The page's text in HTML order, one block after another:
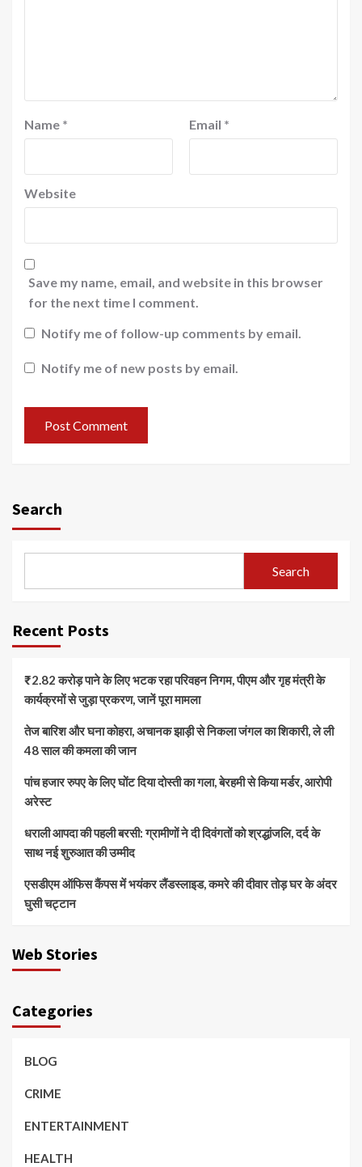
Name * Email *
Website
Save my name, email, and website in this browser
for the next time I comment.
Notify me of follow-up comments by email.
Notify me of new posts by email.
Search
Search
Recent Posts
₹2.82 करोड़ पाने के लिए भटक रहा परिवहन निगम, पीएम और गृह मंत्री के
कार्यक्रमों से जुड़ा प्रकरण, जानें पूरा मामला
तेज बारिश और घना कोहरा, अचानक झाड़ी से निकला जंगल का शिकारी, ले ली
48 साल की कमला की जान
पांच हजार रुपए के लिए घोंट दिया दोस्ती का गला, बेरहमी से किया मर्डर, आरोपी
अरेस्ट
धराली आपदा की पहली बरसी: ग्रामीणों ने दी दिवंगतों को श्रद्धांजलि, दर्द के
साथ नई शुरुआत की उम्मीद
एसडीएम ऑफिस कैंपस में भयंकर लैंडस्लाइड, कमरे की दीवार तोड़ घर के अंदर
घुसी चट्टान
Web Stories
Categories
BLOG
CRIME
ENTERTAINMENT
HEALTH